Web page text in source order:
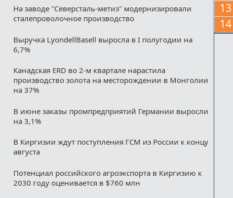
На заводе "Северсталь-метиз" модернизировали
сталепроволочное производство
Выручка LyondellBasell выросла в I полугодии на
6,7%
Канадская ERD во 2-м квартале нарастила
производство золота на месторождении в Монголии
на 37%
В июне заказы промпредприятий Германии выросли
на 3,1%
В Киргизии ждут поступления ГСМ из России к концу
августа
Потенциал российского агроэкспорта в Киргизию к
2030 году оценивается в $760 млн
13
14